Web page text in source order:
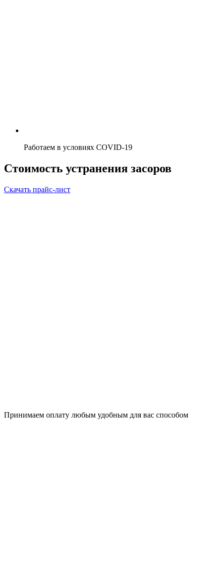
Работаем в условиях COVID-19
Стоимость устранения засоров
Скачать прайс-лист
Принимаем оплату любым удобным для вас способом